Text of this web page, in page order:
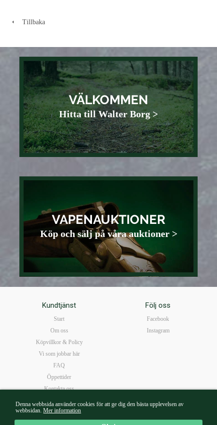
Denna webbsida använder cookies för att ge dig den bästa upplevelsen av
webbsidan.Mer information
Tillbaka
VÄLKOMMEN
Hitta till Walter Borg >
VAPENAUKTIONER
Köp och sälj på våra auktioner >
Kundtjänst
Start
Om oss
Köpvillkor & Policy
Vi som jobbar här
FAQ
Öppettider
Kontakta oss
Följ oss
Facebook
Instagram